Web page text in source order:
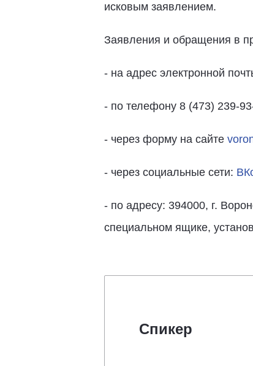
исковым заявлением.
Заявления и обращения в
- на адрес электронной
- по телефону 8 (473) 239-
- через форму на сайте
- через социальные сети:
- по адресу: 394000, г.
специальном ящике,
Спикер